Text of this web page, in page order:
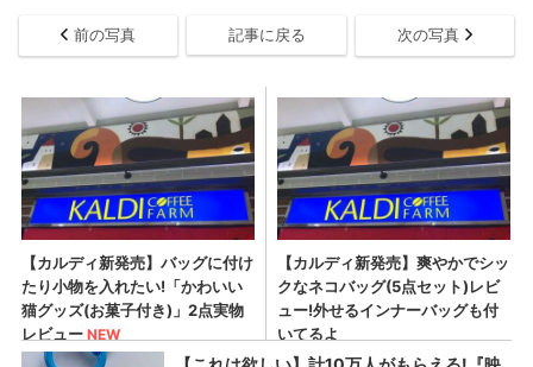
前の写真 記事に戻る 次の写真